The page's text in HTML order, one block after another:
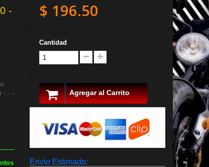
-
- - -
$ 196.50
Cantidad
Agregar al Carrito
Envío Estimado: